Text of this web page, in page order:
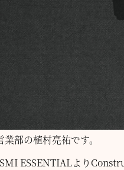
部の植村亮祐です。
ESSENTIALより